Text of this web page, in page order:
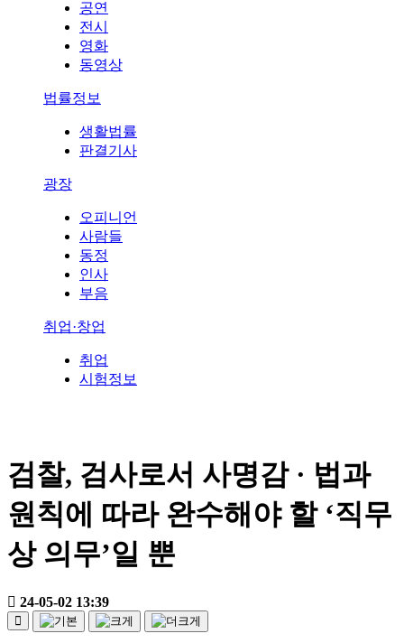
공연
전시
영화
동영상
법률정보
생활법률
판결기사
광장
오피니언
사람들
동정
인사
부음
취업·창업
취업
시험정보
검찰, 검사로서 사명감 · 법과
원칙에 따라 완수해야 할 ‘직무
상 의무’일 뿐
24-05-02 13:39